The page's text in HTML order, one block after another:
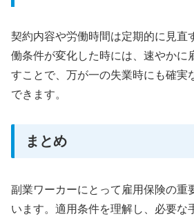
契約内容や労働時間は定期的に見直
働条件が変化した時には、速やかに
すことで、万が一の失業時にも確実
できます。
まとめ
副業ワーカーにとって雇用保険の重
います。適用条件を理解し、必要な